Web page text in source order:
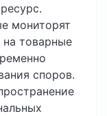
мониторят
товарные
споров.